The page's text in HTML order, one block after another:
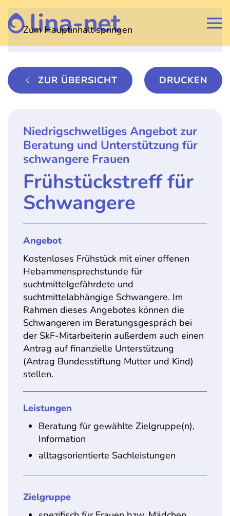
Zum Hauptinhalt springen
ZUR ÜBERSICHT DRUCKEN
Niedrigschwelliges Angebot zur
Beratung und Unterstützung für
schwangere Frauen
Frühstückstreff für
Schwangere
Angebot
Kostenloses Frühstück mit einer offenen
Hebammensprechstunde für
suchtmittelgefährdete und
suchtmittelabhängige Schwangere. Im
Rahmen dieses Angebotes können die
Schwangeren im Beratungsgespräch bei
der SkF-Mitarbeiterin außerdem auch einen
Antrag auf finanzielle Unterstützung
(Antrag Bundesstiftung Mutter und Kind)
stellen.
Leistungen
Beratung für gewählte Zielgruppe(n),
Information
alltagsorientierte Sachleistungen
Zielgruppe